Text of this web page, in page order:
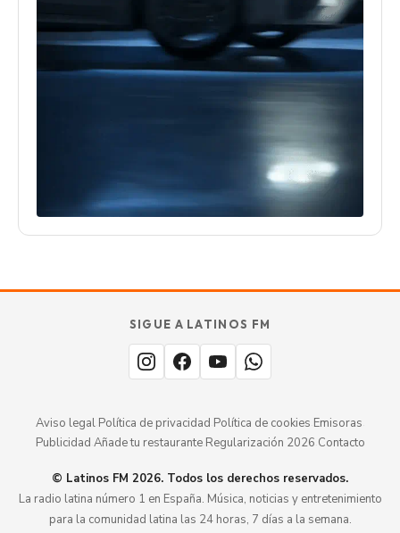
SIGUE A LATINOS FM
Aviso legal· Política de privacidad Política de cookies Emisoras
Publicidad Añade tu restaurante· Regularización 2026 Contacto
© Latinos FM 2026. Todos los derechos reservados.
La radio latina número 1 en España. Música, noticias y entretenimiento
para la comunidad latina las 24 horas, 7 días a la semana.